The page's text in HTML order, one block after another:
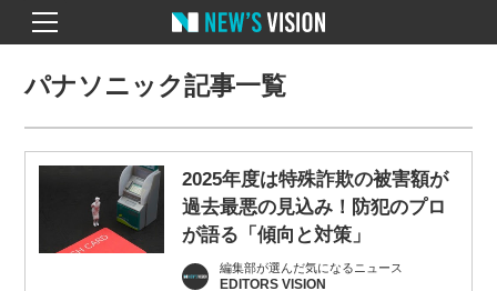
パナソニック記事一覧
2025年度は特殊詐欺の被害額が
過去最悪の見込み！防犯のプロ
が語る「傾向と対策」
編集部が選んだ気になるニュース
EDITORS VISION